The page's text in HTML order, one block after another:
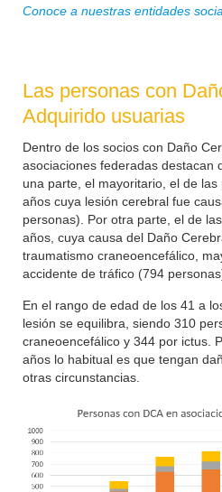
Conoce a nuestras entidades
Las personas con
Adquirido usuarias
Dentro de los socios con Daño
asociaciones federadas destacan
una parte, el mayoritario, el de
años cuya lesión cerebral fue
personas). Por otra parte, el de
años, cuya causa del Daño
traumatismo craneoencefálico,
accidente de tráfico (794
En el rango de edad de los 41 a
lesión se equilibra, siendo 310
craneoencefálico y 344 por ictus.
años lo habitual es que tengan
otras circunstancias.